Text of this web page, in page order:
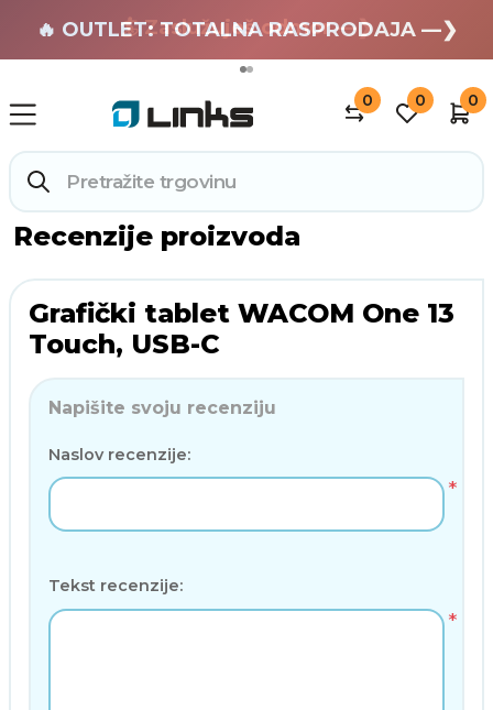
🏄 Zaslužuješ odmor —❯
🔥 OUTLET: TOTALNA RASPRODAJA —❯
0 0 0
Recenzije proizvoda
Grafički tablet WACOM One 13
Touch, USB-C
Napišite svoju recenziju
Naslov recenzije:
*
Tekst recenzije:
*